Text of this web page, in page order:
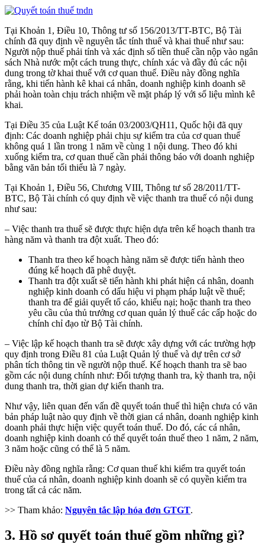
Tại Khoản 1, Điều 10, Thông tư số 156/2013/TT-BTC, Bộ Tài
chính đã quy định về nguyên tắc tính thuế và khai thuế như sau:
Người nộp thuế phải tính và xác định số tiền thuế cần nộp vào ngân
sách Nhà nước một cách trung thực, chính xác và đầy đủ các nội
dung trong tờ khai thuế với cơ quan thuế. Điều này đồng nghĩa
rằng, khi tiến hành kê khai cá nhân, doanh nghiệp kinh doanh sẽ
phải hoàn toàn chịu trách nhiệm về mặt pháp lý với số liệu mình kê
khai.
Tại Điều 35 của Luật Kế toán 03/2003/QH11, Quốc hội đã quy
định: Các doanh nghiệp phải chịu sự kiểm tra của cơ quan thuế
không quá 1 lần trong 1 năm về cùng 1 nội dung. Theo đó khi
xuống kiểm tra, cơ quan thuế cần phải thông báo với doanh nghiệp
bằng văn bản tối thiểu là 7 ngày.
Tại Khoản 1, Điều 56, Chương VIII, Thông tư số 28/2011/TT-
BTC, Bộ Tài chính có quy định về việc thanh tra thuế có nội dung
như sau:
– Việc thanh tra thuế sẽ được thực hiện dựa trên kế hoạch thanh tra
hàng năm và thanh tra đột xuất. Theo đó:
Thanh tra theo kế hoạch hàng năm sẽ được tiến hành theo
đúng kế hoạch đã phê duyệt.
Thanh tra đột xuất sẽ tiến hành khi phát hiện cá nhân, doanh
nghiệp kinh doanh có dấu hiệu vi phạm pháp luật về thuế;
thanh tra để giải quyết tố cáo, khiếu nại; hoặc thanh tra theo
yêu cầu của thủ trưởng cơ quan quản lý thuế các cấp hoặc do
chính chỉ đạo từ Bộ Tài chính.
– Việc lập kế hoạch thanh tra sẽ được xây dựng với các trường hợp
quy định trong Điều 81 của Luật Quản lý thuế và dự trên cơ sở
phân tích thông tin về người nộp thuế. Kế hoạch thanh tra sẽ bao
gồm các nội dung chính như: Đối tượng thanh tra, kỳ thanh tra, nội
dung thanh tra, thời gian dự kiến thanh tra.
Như vậy, liên quan đến vấn đề quyết toán thuế thì hiện chưa có văn
bản pháp luật nào quy định về thời gian cá nhân, doanh nghiệp kinh
doanh phải thực hiện việc quyết toán thuế. Do đó, các cá nhân,
doanh nghiệp kinh doanh có thể quyết toán thuế theo 1 năm, 2 năm,
3 năm hoặc cũng có thể là 5 năm.
Điều này đồng nghĩa rằng: Cơ quan thuế khi kiểm tra quyết toán
thuế của cá nhân, doanh nghiệp kinh doanh sẽ có quyền kiểm tra
trong tất cả các năm.
>> Tham khảo: Nguyên tắc lập hóa đơn GTGT.
3. Hồ sơ quyết toán thuế gồm những gì?